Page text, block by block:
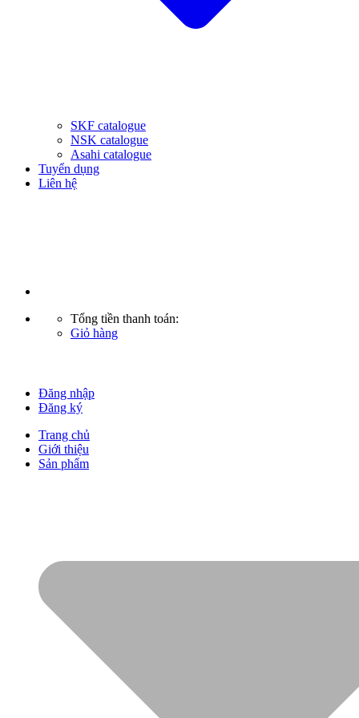
SKF catalogue
NSK catalogue
Asahi catalogue
Tuyển dụng
Liên hệ
Tổng tiền thanh toán:
Giỏ hàng
Đăng nhập
Đăng ký
Trang chủ
Giới thiệu
Sản phẩm